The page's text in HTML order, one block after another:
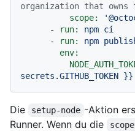
organization that
scope:
-
run: npm ci
-
run: npm
env:
secrets.GITHUB_TOKEN }}
Die setup-node -Aktion
Runner. Wenn du die
scope